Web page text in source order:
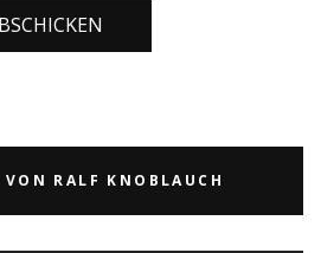
VON RALF KNOBLAUCH